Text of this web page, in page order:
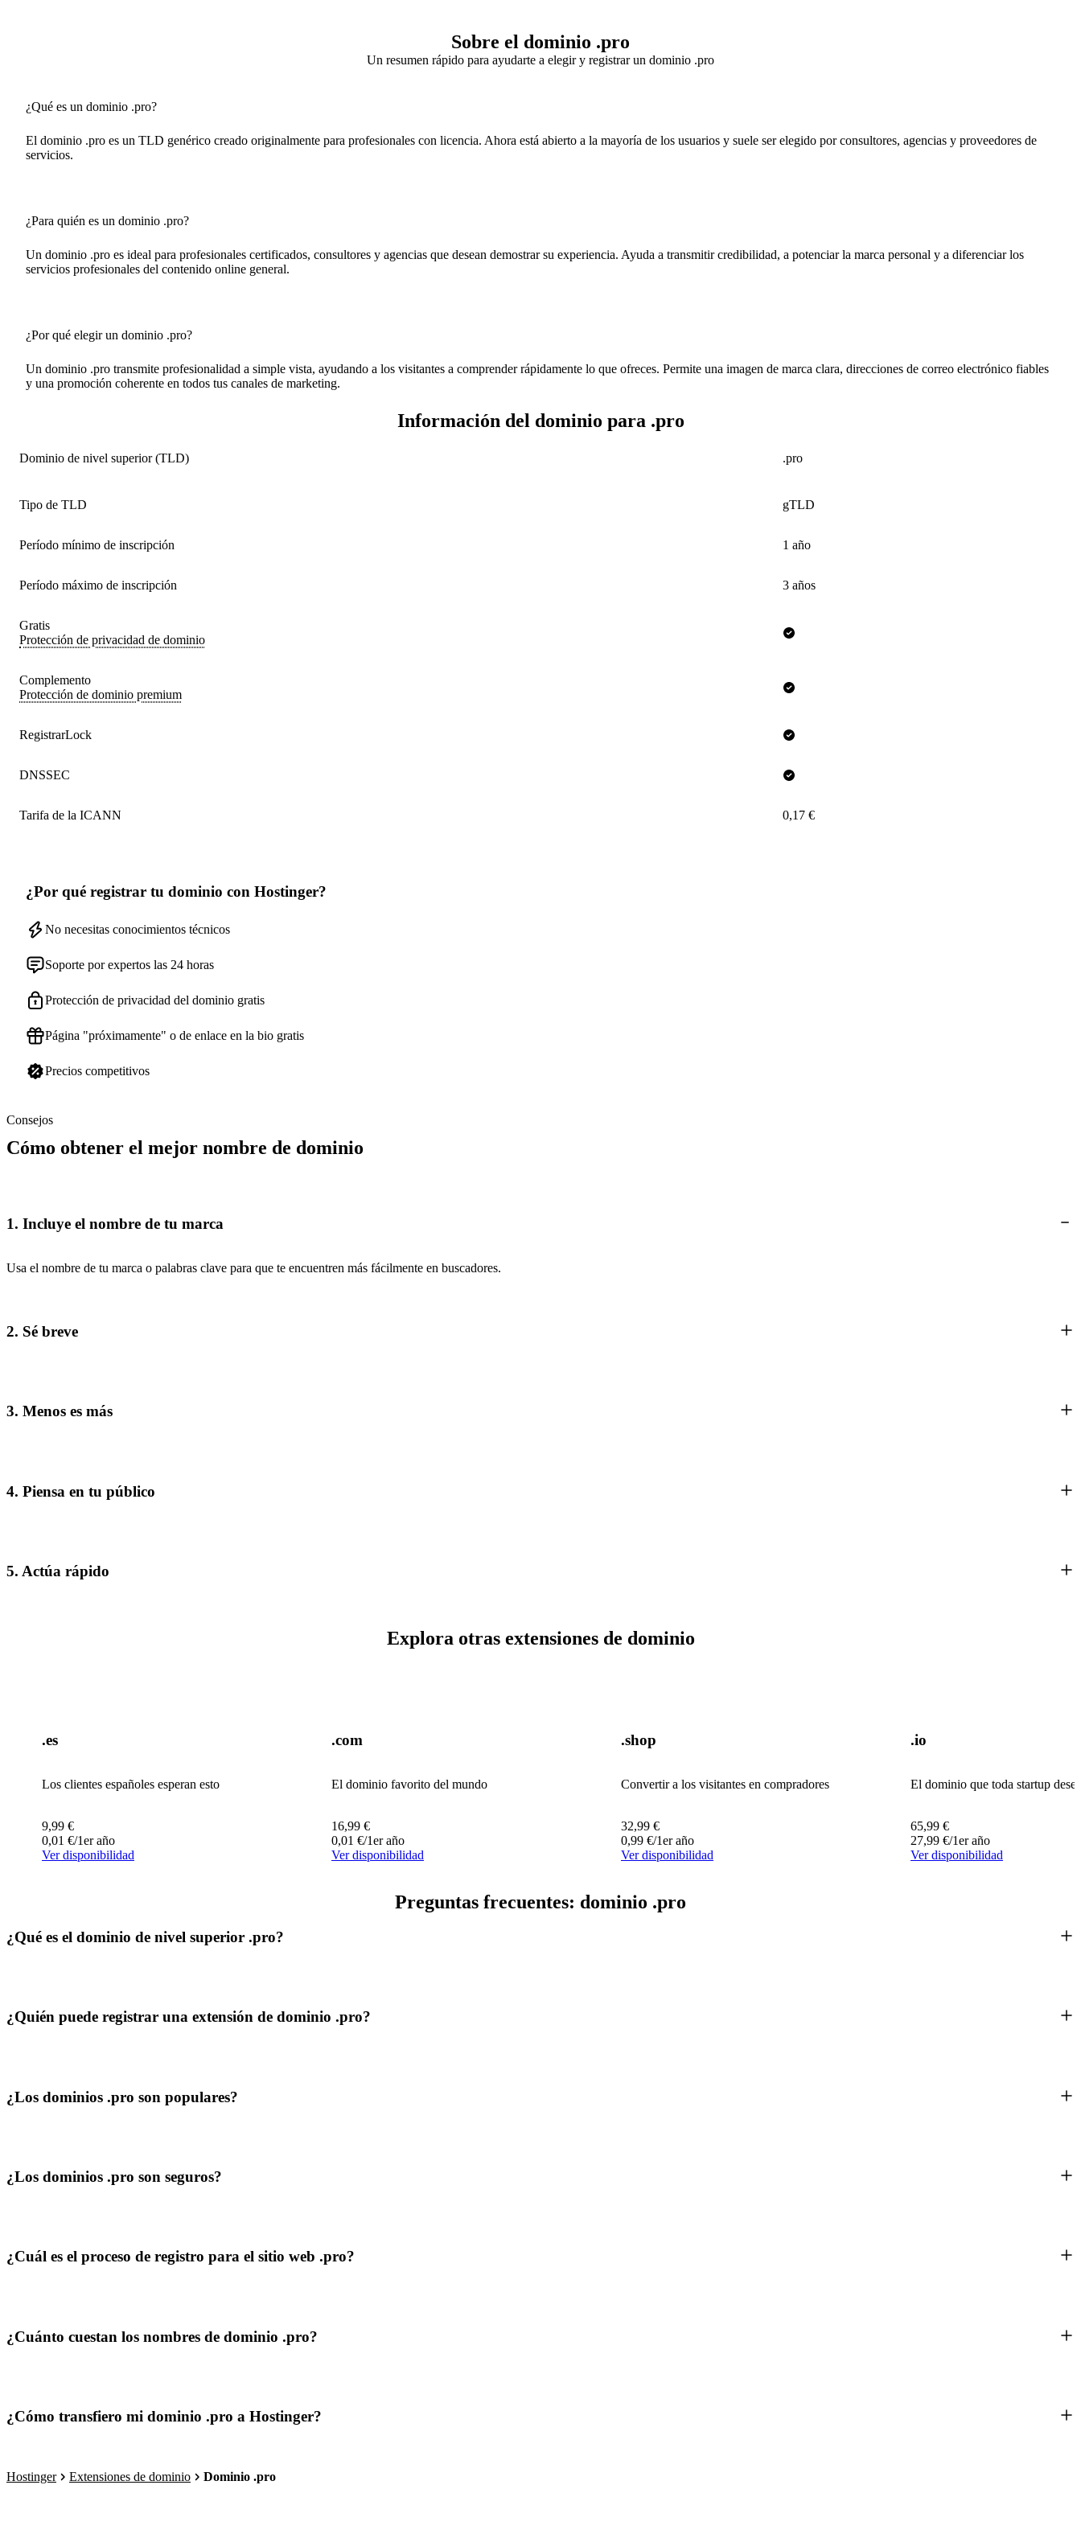
Sobre el dominio .pro
Un resumen rápido para ayudarte a elegir y registrar un dominio .pro
¿Qué es un dominio .pro?
El dominio .pro es un TLD genérico creado originalmente para profesionales con licencia. Ahora está abierto a la mayoría de los usuarios y suele ser elegido por consultores, agencias y proveedores de
servicios.
¿Para quién es un dominio .pro?
Un dominio .pro es ideal para profesionales certificados, consultores y agencias que desean demostrar su experiencia. Ayuda a transmitir credibilidad, a potenciar la marca personal y a diferenciar los
servicios profesionales del contenido online general.
¿Por qué elegir un dominio .pro?
Un dominio .pro transmite profesionalidad a simple vista, ayudando a los visitantes a comprender rápidamente lo que ofreces. Permite una imagen de marca clara, direcciones de correo electrónico fiables
y una promoción coherente en todos tus canales de marketing.
Información del dominio para .pro
Dominio de nivel superior (TLD) .pro
Tipo de TLD gTLD
Período mínimo de inscripción 1 año
Período máximo de inscripción 3 años
Protección de privacidad de dominio
Gratis
Protección de dominio premium
Complemento
RegistrarLock
DNSSEC
Tarifa de la ICANN 0,17 €
¿Por qué registrar tu dominio con Hostinger?
No necesitas conocimientos técnicos
Soporte por expertos las 24 horas
Protección de privacidad del dominio gratis
Página "próximamente" o de enlace en la bio gratis
Precios competitivos
Consejos
Cómo obtener el mejor nombre de dominio
1. Incluye el nombre de tu marca
Usa el nombre de tu marca o palabras clave para que te encuentren más fácilmente en buscadores.
2. Sé breve
3. Menos es más
4. Piensa en tu público
5. Actúa rápido
Explora otras extensiones de dominio
.es
Los clientes españoles esperan esto
9,99 €
0,01 €/1er año
Ver disponibilidad
.com
El dominio favorito del mundo
16,99 €
0,01 €/1er año
Ver disponibilidad
.shop
Convertir a los visitantes en compradores
32,99 €
0,99 €/1er año
Ver disponibilidad
.io
El dominio que toda startup desea
65,99 €
27,99 €/1er año
Ver disponibilidad
Preguntas frecuentes: dominio .pro
¿Qué es el dominio de nivel superior .pro?
¿Quién puede registrar una extensión de dominio .pro?
¿Los dominios .pro son populares?
¿Los dominios .pro son seguros?
¿Cuál es el proceso de registro para el sitio web .pro?
¿Cuánto cuestan los nombres de dominio .pro?
¿Cómo transfiero mi dominio .pro a Hostinger?
Hostinger Extensiones de dominio Dominio .pro